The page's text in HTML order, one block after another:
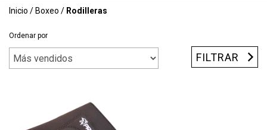
Inicio / Boxeo / Rodilleras
Ordenar por
FILTRAR